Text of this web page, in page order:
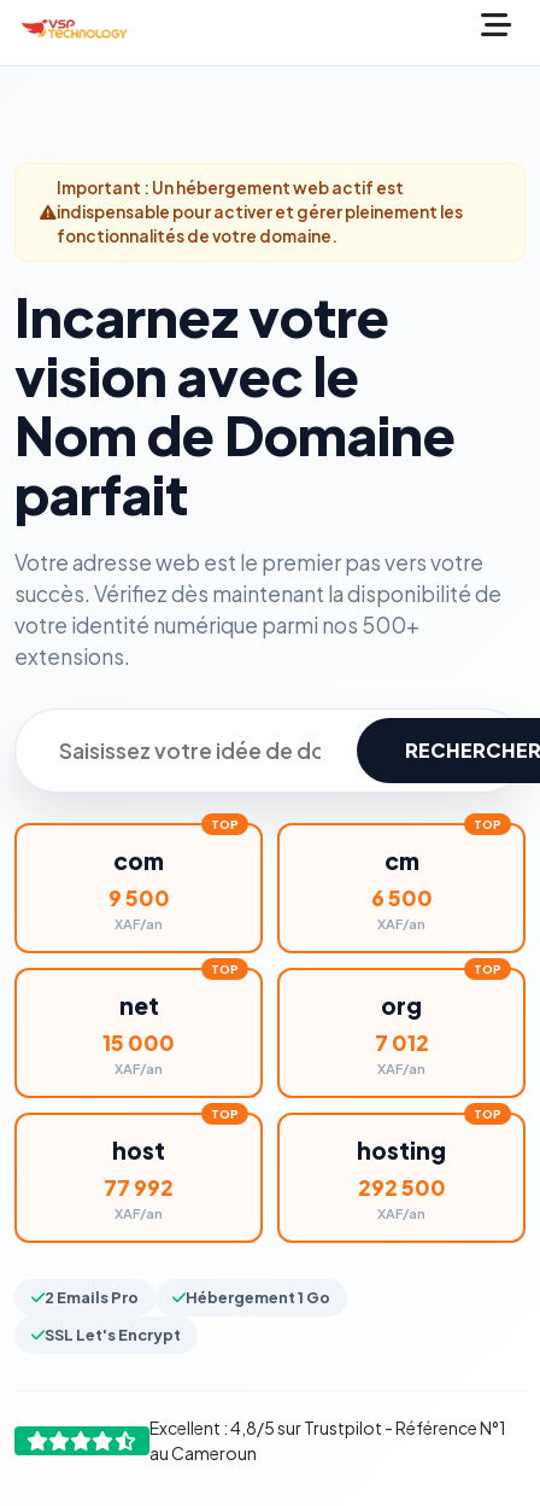
Important : Un hébergement web actif est
indispensable pour activer et gérer pleinement les
fonctionnalités de votre domaine.
Incarnez votre
vision avec le
Nom de Domaine
parfait
Votre adresse web est le premier pas vers votre
succès. Vérifiez dès maintenant la disponibilité de
votre identité numérique parmi nos 500+
extensions.
RECHERCHER
com
9 500
XAF/an
cm
6 500
XAF/an
net
15 000
XAF/an
org
7 012
XAF/an
host
77 992
XAF/an
hosting
292 500
XAF/an
2 Emails Pro
Hébergement 1 Go
SSL Let's Encrypt
Excellent : 4,8/5 sur Trustpilot - Référence N°1
au Cameroun